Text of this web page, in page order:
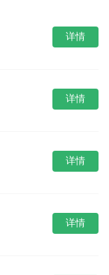
详情
详情
详情
详情